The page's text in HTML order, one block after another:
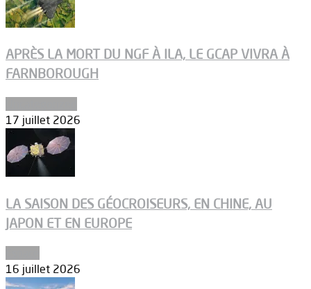
APRÈS LA MORT DU NGF À ILA, LE GCAP VIVRA À
FARNBOROUGH
17 juillet 2026
LA SAISON DES GÉOCROISEURS, EN CHINE, AU
JAPON ET EN EUROPE
16 juillet 2026